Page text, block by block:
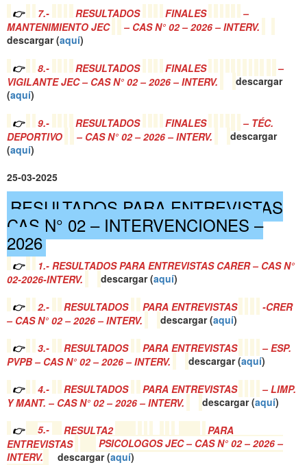
👉
7.- RESULTADOS FINALES
–
MANTENIMIENTO JEC
– CAS N° 02 – 2026 – INTERV.
descargar (aquí)
👉
8.- RESULTADOS FINALES
–
VIGILANTE JEC – CAS N° 02 – 2026 – INTERV.
descargar
(aquí)
👉
9.- RESULTADOS FINALES
– TÉC.
DEPORTIVO
– CAS N° 02 – 2026 – INTERV.
descargar
(aquí)
25-03-2025
RESULTADOS PARA ENTREVISTAS
CAS N° 02 – INTERVENCIONES –
2026
👉
1.- RESULTADOS PARA ENTREVISTAS CARER – CAS N°
02-2026-INTERV.
descargar (aquí)
👉
2.- RESULTADOS PARA ENTREVISTAS
-CRER
– CAS N° 02 – 2026 – INTERV.
descargar (aquí)
👉
3.- RESULTADOS PARA ENTREVISTAS
– ESP.
PVPB – CAS N° 02 – 2026 – INTERV.
descargar (aquí)
👉
4.- RESULTADOS PARA ENTREVISTAS
– LIMP.
Y MANT. – CAS N° 02 – 2026 – INTERV.
descargar (aquí)
👉
5.- RESULTA2
PARA
ENTREVISTAS
PSICOLOGOS JEC – CAS N° 02 – 2026 –
INTERV.
descargar (aquí)